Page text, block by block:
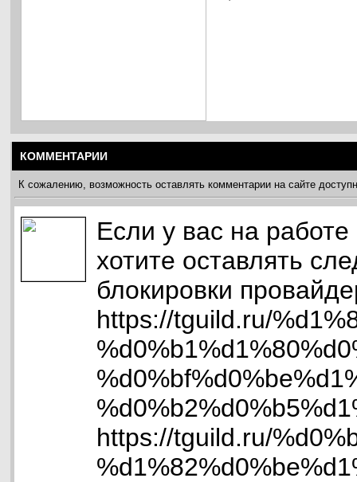
КОММЕНТАРИИ
К сожалению, возможность оставлять комментарии на сайте
Если у вас на
хотите оставлять
блокировки
https://tguild.ru/
https://tguild.ru/